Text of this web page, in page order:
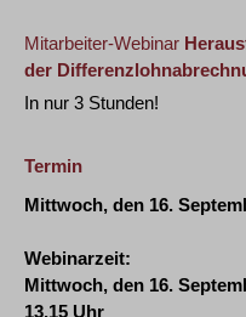
Mitarbeiter-Webinar
der
In nur 3 Stunden!
Termin
Mittwoch, den 16.
Webinarzeit:
Mittwoch, den 16.
13.15 Uhr